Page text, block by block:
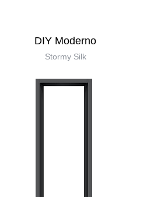
DIY Moderno
Stormy Silk